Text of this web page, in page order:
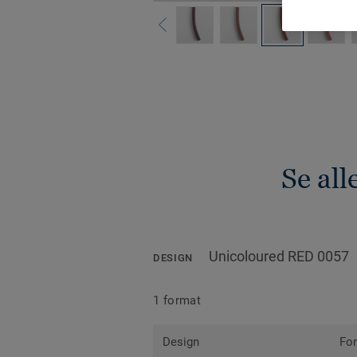
Se
DESIGN Unicoloured RED 0057
1 format
Design